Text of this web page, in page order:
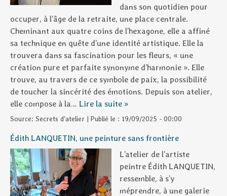
dans son quotidien pour
occuper, à l’âge de la retraite, une place centrale.
Cheminant aux quatre coins de l’hexagone, elle a affiné
sa technique en quête d’une identité artistique. Elle la
trouvera dans sa fascination pour les fleurs, « une
création pure et parfaite synonyme d’harmonie ». Elle
trouve, au travers de ce symbole de paix, la possibilité
de toucher la sincérité des émotions. Depuis son atelier,
elle compose à la… Lire la suite »
Source: Secrets d'atelier | Publié le : 19/09/2025 - 00:00
Édith LANQUETIN, une peinture sans frontière
L’atelier de l’artiste
peintre Édith LANQUETIN,
ressemble, à s’y
méprendre, à une galerie